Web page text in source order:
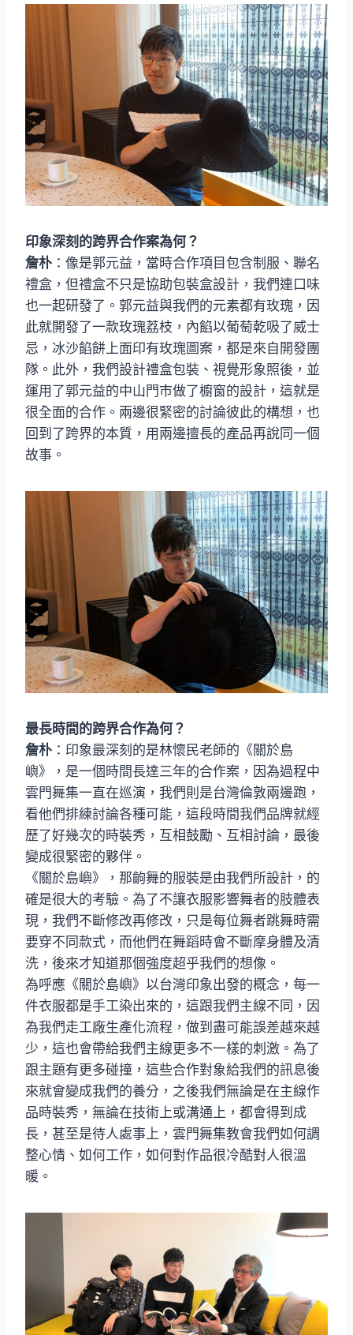
印象深刻的跨界合作案為何？
詹朴 ：像是郭元益，當時合作項目包含制服、聯名
禮盒，但禮盒不只是協助包裝盒設計，我們連口味
也一起研發了。郭元益與我們的元素都有玫瑰，因
此就開發了一款玫瑰荔枝，內餡以葡萄乾吸了威士
忌，冰沙餡餅上面印有玫瑰圖案，都是來自開發團
隊。此外，我們設計禮盒包裝、視覺形象照後，並
運用了郭元益的中山門市做了櫥窗的設計，這就是
很全面的合作。兩邊很緊密的討論彼此的構想，也
回到了跨界的本質，用兩邊擅長的產品再說同一個
故事。
最長時間的跨界合作為何？
詹朴 ：印象最深刻的是林懷民老師的《關於島
嶼》，是一個時間長達三年的合作案，因為過程中
雲門舞集一直在巡演，我們則是台灣倫敦兩邊跑，
看他們排練討論各種可能，這段時間我們品牌就經
歷了好幾次的時裝秀，互相鼓勵、互相討論，最後
變成很緊密的夥伴。
《關於島嶼》，那齣舞的服裝是由我們所設計，的
確是很大的考驗。為了不讓衣服影響舞者的肢體表
現，我們不斷修改再修改，只是每位舞者跳舞時需
要穿不同款式，而他們在舞蹈時會不斷摩身體及清
洗，後來才知道那個強度超乎我們的想像。
為呼應《關於島嶼》以台灣印象出發的概念，每一
件衣服都是手工染出來的，這跟我們主線不同，因
為我們走工廠生產化流程，做到盡可能誤差越來越
少，這也會帶給我們主線更多不一樣的刺激。為了
跟主題有更多碰撞，這些合作對象給我們的訊息後
來就會變成我們的養分，之後我們無論是在主線作
品時裝秀，無論在技術上或溝通上，都會得到成
長，甚至是待人處事上，雲門舞集教會我們如何調
整心情、如何工作，如何對作品很冷酷對人很溫
暖。